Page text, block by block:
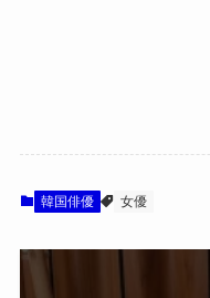
韓国俳優 女優